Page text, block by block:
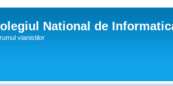
National de
vianistilor